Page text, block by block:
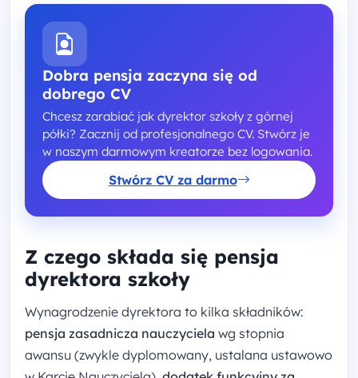
Dobra pensja zaczyna się od
dobrego CV
Chcesz zarabiać jak dyrektor szkoły z górnej
półki? Zacznij od profesjonalnego CV. Stwórz je
w naszym darmowym kreatorze bez logowania.
Stwórz CV za darmo
Z czego składa się pensja
dyrektora szkoły
Wynagrodzenie dyrektora to kilka składników:
pensja zasadnicza nauczyciela wg stopnia
awansu (zwykle dyplomowany, ustalana ustawowo